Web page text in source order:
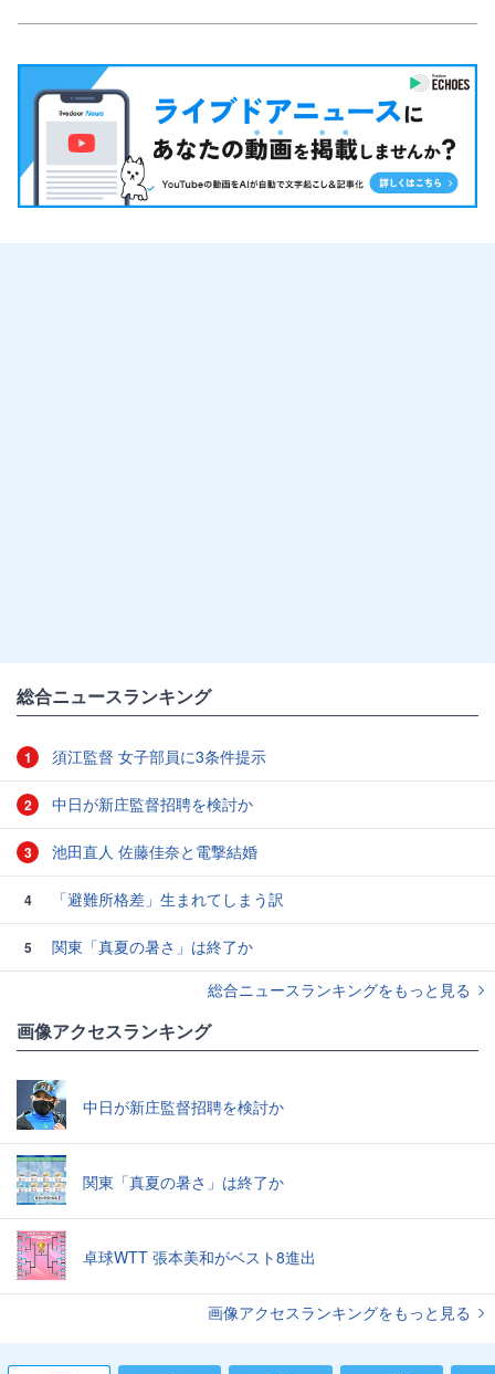
総合ニュースランキング
1 須江監督 女子部員に3条件提示
2 中日が新庄監督招聘を検討か
3 池田直人 佐藤佳奈と電撃結婚
4 「避難所格差」生まれてしまう訳
5
関東「真夏の暑さ」は終了か
総合ニュースランキングをもっと見る
画像アクセスランキング
中日が新庄監督招聘を検討か
関東「真夏の暑さ」は終了か
卓球WTT 張本美和がベスト8進出
画像アクセスランキングをもっと見る